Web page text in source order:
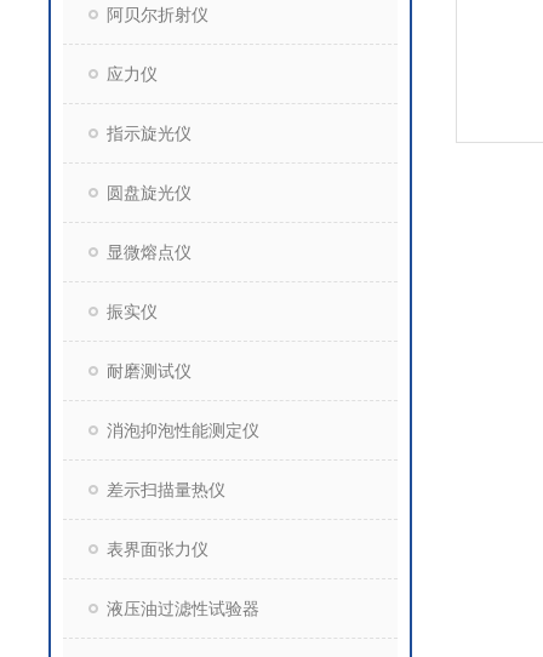
阿贝尔折射仪
应力仪
指示旋光仪
圆盘旋光仪
显微熔点仪
振实仪
耐磨测试仪
消泡抑泡性能测定仪
差示扫描量热仪
表界面张力仪
液压油过滤性试验器